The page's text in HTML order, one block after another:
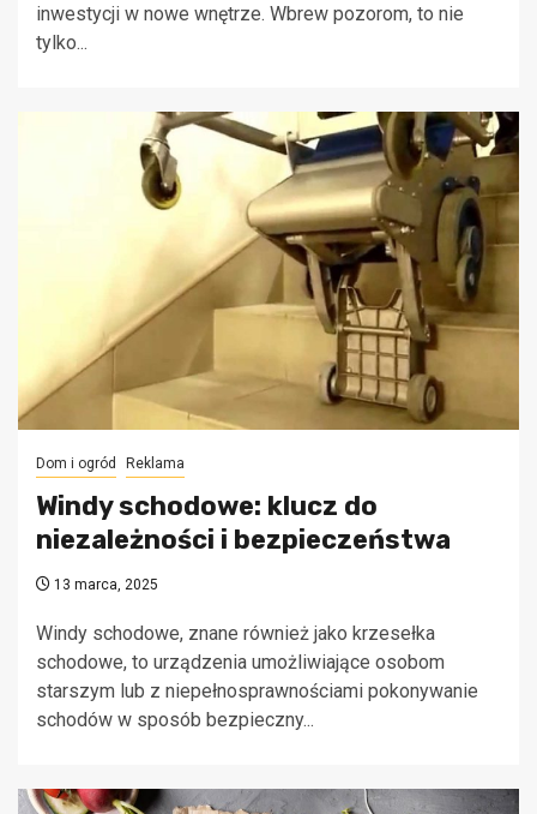
inwestycji w nowe wnętrze. Wbrew pozorom, to nie
tylko...
Dom i ogród Reklama
Windy schodowe: klucz do
niezależności i bezpieczeństwa
13 marca, 2025
Windy schodowe, znane również jako krzesełka
schodowe, to urządzenia umożliwiające osobom
starszym lub z niepełnosprawnościami pokonywanie
schodów w sposób bezpieczny...